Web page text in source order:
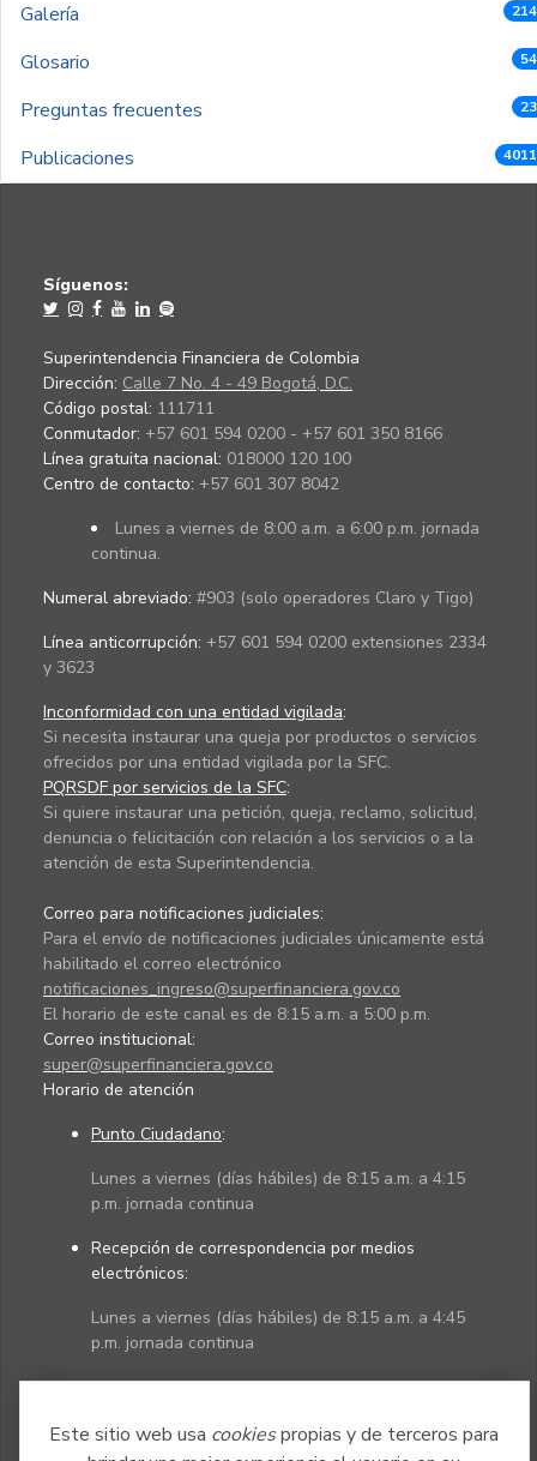
Este sitio web usa cookiespropias y de terceros para
Galería
Glosario
Preguntas frecuentes
Publicaciones
Síguenos:
Superintendencia Financiera de Colombia
Dirección: Calle 7 No. 4 - 49 Bogotá, D.C.
Código postal: 111711
Conmutador: +57 601 594 0200 - +57 601 350 8166
Línea gratuita nacional: 018000 120 100
Centro de contacto: +57 601 307 8042
Lunes a viernes de 8:00 a.m. a 6:00 p.m. jornada
continua.
Numeral abreviado: #903 (solo operadores Claro y Tigo)
Línea anticorrupción: +57 601 594 0200 extensiones 2334
y 3623
Inconformidad con una entidad vigilada:
Si necesita instaurar una queja por productos o servicios
ofrecidos por una entidad vigilada por la SFC.
PQRSDF por servicios de la SFC:
Si quiere instaurar una petición, queja, reclamo, solicitud,
denuncia o felicitación con relación a los servicios o a la
atención de esta Superintendencia.
Correo para notificaciones judiciales:
Para el envío de notificaciones judiciales únicamente está
habilitado el correo electrónico
notificaciones_ingreso@superfinanciera.gov.co
El horario de este canal es de 8:15 a.m. a 5:00 p.m.
Correo institucional:
super@superfinanciera.gov.co
Horario de atención
Punto Ciudadano:
Lunes a viernes (días hábiles) de 8:15 a.m. a 4:15
p.m. jornada continua
Recepción de correspondencia por medios
electrónicos:
Lunes a viernes (días hábiles) de 8:15 a.m. a 4:45
p.m. jornada continua